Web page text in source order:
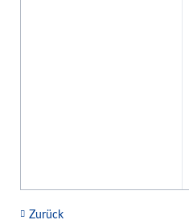
Zurück